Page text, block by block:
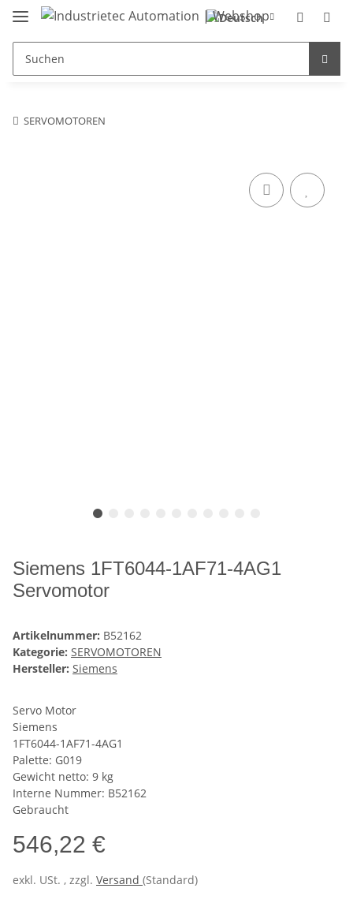
SERVOMOTOREN
Siemens 1FT6044-1AF71-4AG1
Servomotor
Artikelnummer: B52162
Kategorie: SERVOMOTOREN
Hersteller: Siemens
Servo Motor
Siemens
1FT6044-1AF71-4AG1
Palette: G019
Gewicht netto: 9 kg
Interne Nummer: B52162
Gebraucht
546,22 €
exkl. USt. , zzgl. Versand (Standard)